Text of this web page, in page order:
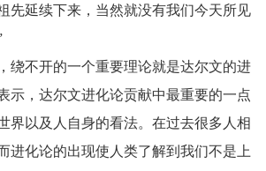
先延续下来，当然就没有我们今天所见
绕不开的一个重要理论就是达尔文的进
示，达尔文进化论贡献中最重要的一点
界以及人自身的看法。在过去很多人相
进化论的出现使人类了解到我们不是上